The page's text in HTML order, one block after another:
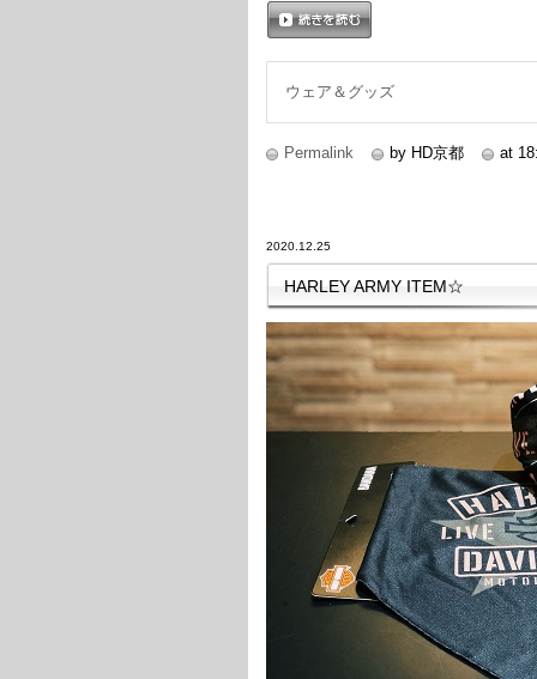
ウェア＆グッズ
Permalink by HD京都 at
2020.12.25
HARLEY ARMY ITEM☆